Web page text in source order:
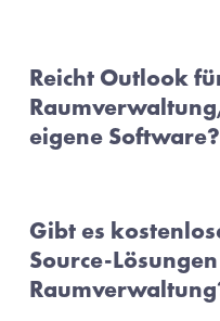
Reicht Outlook
eigene Software?
Gibt es
Source-